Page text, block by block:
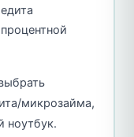
микрозайма,
ноутбук.